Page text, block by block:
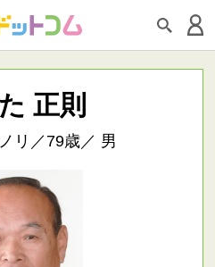
正則
リ／79歳／ 男